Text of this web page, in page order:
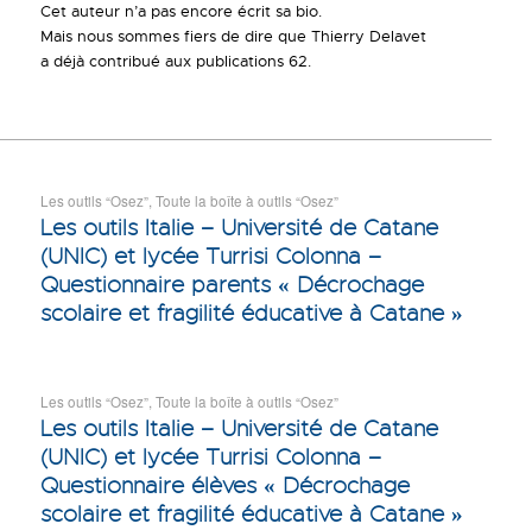
Cet auteur n’a pas encore écrit sa bio.
Mais nous sommes fiers de dire que Thierry Delavet
a déjà contribué aux publications 62.
Les outils “Osez”, Toute la boîte à outils “Osez”
Les outils Italie – Université de Catane
(UNIC) et lycée Turrisi Colonna –
Questionnaire parents « Décrochage
scolaire et fragilité éducative à Catane »
Les outils “Osez”, Toute la boîte à outils “Osez”
Les outils Italie – Université de Catane
(UNIC) et lycée Turrisi Colonna –
Questionnaire élèves « Décrochage
scolaire et fragilité éducative à Catane »